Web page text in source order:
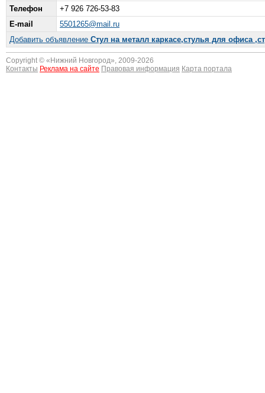
Телефон
+7 926 726-53-83
E-mail
5501265@mail.ru
Добавить объявление Стул на металл каркасе,стулья для офиса
Copyright © « Нижний Новгород», 2009-2026
Контакты Реклама на сайте Правовая информация Карта портала